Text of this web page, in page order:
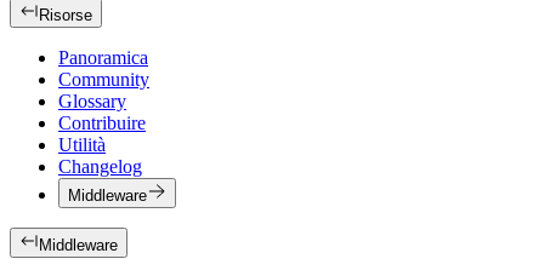
Risorse
Panoramica
Community
Glossary
Contribuire
Utilità
Changelog
Middleware
Middleware